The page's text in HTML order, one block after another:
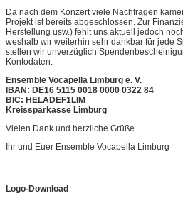
Da nach dem Konzert viele Nachfragen
Projekt ist bereits abgeschlossen. Zur
Herstellung usw.) fehlt uns aktuell jedoch
weshalb wir weiterhin sehr dankbar für jede
stellen wir unverzüglich
Kontodaten:
Ensemble Vocapella Limburg e. V.
IBAN: DE16 5115 0018 0000 0322 84
BIC: HELADEF1LIM
Kreissparkasse Limburg
Vielen Dank und herzliche Grüße
Ihr und Euer Ensemble Vocapella Limburg
Logo-Download